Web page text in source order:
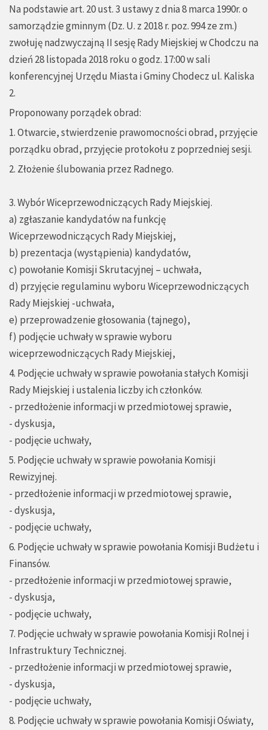
Na podstawie art. 20 ust. 3 ustawy z dnia 8 marca 1990r. o
samorządzie gminnym (Dz. U. z 2018 r. poz. 994 ze zm.)
zwołuję nadzwyczajną II sesję Rady Miejskiej w Chodczu na
dzień 28 listopada 2018 roku o godz. 17:00 w sali
konferencyjnej Urzędu Miasta i Gminy Chodecz ul. Kaliska
2.
Proponowany porządek obrad:
1. Otwarcie, stwierdzenie prawomocności obrad, przyjęcie
porządku obrad, przyjęcie protokołu z poprzedniej sesji.
2. Złożenie ślubowania przez Radnego.
3. Wybór Wiceprzewodniczących Rady Miejskiej.
a) zgłaszanie kandydatów na funkcję
Wiceprzewodniczących Rady Miejskiej,
b) prezentacja (wystąpienia) kandydatów,
c) powołanie Komisji Skrutacyjnej – uchwała,
d) przyjęcie regulaminu wyboru Wiceprzewodniczących
Rady Miejskiej -uchwała,
e) przeprowadzenie głosowania (tajnego),
f) podjęcie uchwały w sprawie wyboru
wiceprzewodniczących Rady Miejskiej,
4. Podjęcie uchwały w sprawie powołania stałych Komisji
Rady Miejskiej i ustalenia liczby ich członków.
- przedłożenie informacji w przedmiotowej sprawie,
- dyskusja,
- podjęcie uchwały,
5. Podjęcie uchwały w sprawie powołania Komisji
Rewizyjnej.
- przedłożenie informacji w przedmiotowej sprawie,
- dyskusja,
- podjęcie uchwały,
6. Podjęcie uchwały w sprawie powołania Komisji Budżetu i
Finansów.
- przedłożenie informacji w przedmiotowej sprawie,
- dyskusja,
- podjęcie uchwały,
7. Podjęcie uchwały w sprawie powołania Komisji Rolnej i
Infrastruktury Technicznej.
- przedłożenie informacji w przedmiotowej sprawie,
- dyskusja,
- podjęcie uchwały,
8. Podjęcie uchwały w sprawie powołania Komisji Oświaty,